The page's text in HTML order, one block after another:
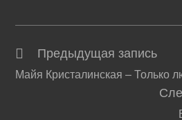
Читать
далее
Предыдущая запись
Майя Кристалинская – Только